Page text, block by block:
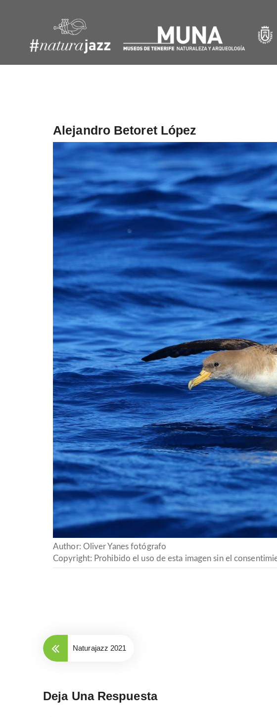
Alejandro Betoret López
Author: Oliver Yanes fotógrafo
Copyright: Prohibido el uso de esta imagen sin el
Navegación
Naturajazz 2021
Deja Una Respuesta